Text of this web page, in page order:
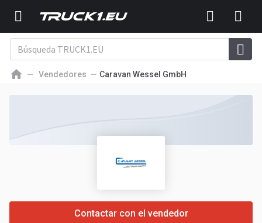
Vendedores Caravan Wessel GmbH
Contactar con el vendedor